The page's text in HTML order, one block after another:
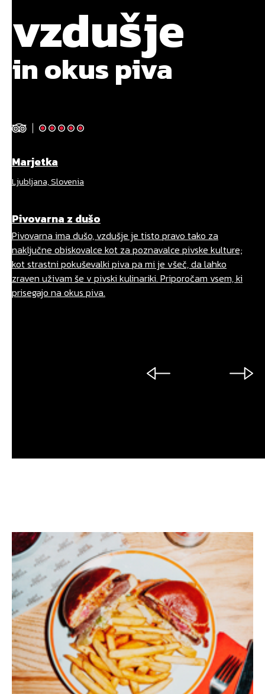
vzdušje
in okus piva
Marjetka
Ljubljana, Slovenia
Pivovarna z dušo
Pivovarna ima dušo, vzdušje je tisto pravo tako za
naključne obiskovalce kot za poznavalce pivske kulture;
kot strastni pokuševalki piva pa mi je všeč, da lahko
zraven uživam še v pivski kulinariki. Priporočam vsem, ki
prisegajo na okus piva.